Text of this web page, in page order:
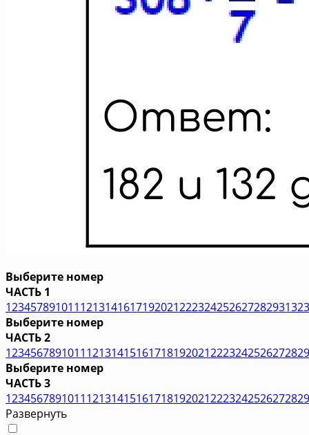
Выберите номер
ЧАСТЬ 1
123457891011121314161719202122232425262728293132
Выберите номер
ЧАСТЬ 2
1234567891011121314151617181920212223242526272829
Выберите номер
ЧАСТЬ 3
1234567891011121314151617181920212223242526272829
Развернуть